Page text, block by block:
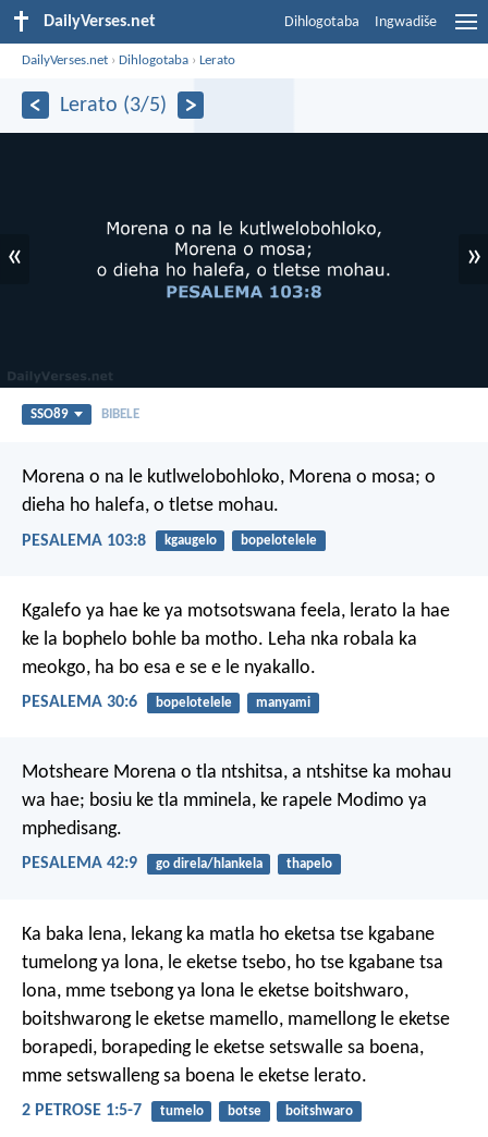
DailyVerses.net Dihlogotaba Ingwadiše
DailyVerses.net ›Dihlogotaba ›Lerato
Lerato (3/5)
« »
SSO89 BIBELE
Morena o na le kutlwelobohloko, Morena o mosa; o
dieha ho halefa, o tletse mohau.
PESALEMA 103:8 kgaugelo bopelotelele
Kgalefo ya hae ke ya motsotswana feela, lerato la hae
ke la bophelo bohle ba motho. Leha nka robala ka
meokgo, ha bo esa e se e le nyakallo.
PESALEMA 30:6 bopelotelele manyami
Motsheare Morena o tla ntshitsa, a ntshitse ka mohau
wa hae; bosiu ke tla mminela, ke rapele Modimo ya
mphedisang.
PESALEMA 42:9 go direla/hlankela thapelo
Ka baka lena, lekang ka matla ho eketsa tse kgabane
tumelong ya lona, le eketse tsebo, ho tse kgabane tsa
lona, mme tsebong ya lona le eketse boitshwaro,
boitshwarong le eketse mamello, mamellong le eketse
borapedi, borapeding le eketse setswalle sa boena,
mme setswalleng sa boena le eketse lerato.
2 PETROSE 1:5-7 tumelo botse boitshwaro